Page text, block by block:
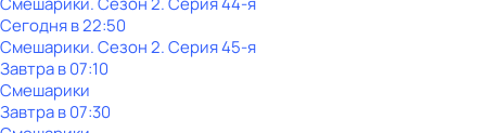
Сегодня в 22:50
Смешарики. Сезон 2. Серия 45-я
Завтра в 07:10
Смешарики
Завтра в 07:30